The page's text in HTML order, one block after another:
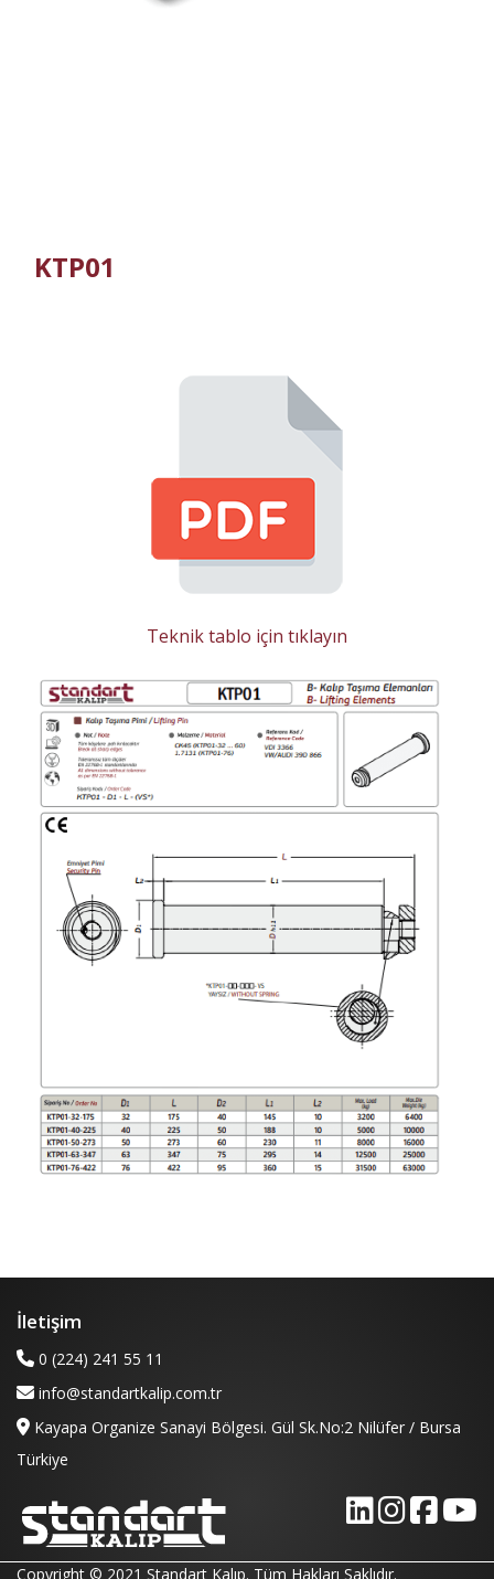
KTP01
Teknik tablo için tıklayın
İletişim
0 (224) 241 55 11
info@standartkalip.com.tr
Kayapa Organize Sanayi Bölgesi. Gül Sk.No:2 Nilüfer / Bursa
Türkiye
Copyright © 2021 Standart Kalıp. Tüm Hakları Saklıdır.